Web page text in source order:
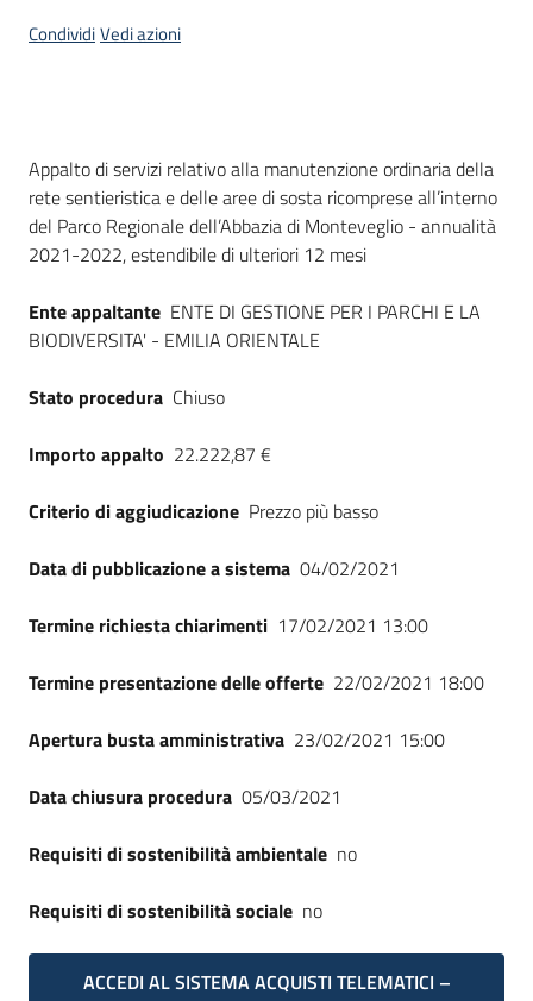
CondividiVedi azioni
Dati del bando
Appalto di servizi relativo alla manutenzione ordinaria della
rete sentieristica e delle aree di sosta ricomprese all’interno
del Parco Regionale dell’Abbazia di Monteveglio - annualità
2021-2022, estendibile di ulteriori 12 mesi
Ente appaltante ENTE DI GESTIONE PER I PARCHI E LA
BIODIVERSITA' - EMILIA ORIENTALE
Stato procedura Chiuso
Importo appalto 22.222,87 €
Criterio di aggiudicazione Prezzo più basso
Data di pubblicazione a sistema 04/02/2021
Termine richiesta chiarimenti 17/02/2021 13:00
Termine presentazione delle offerte 22/02/2021 18:00
Apertura busta amministrativa 23/02/2021 15:00
Data chiusura procedura 05/03/2021
Requisiti di sostenibilità ambientale no
Requisiti di sostenibilità sociale no
ACCEDI AL SISTEMA ACQUISTI TELEMATICI –